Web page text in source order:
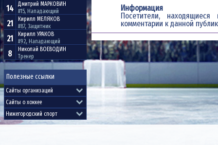
14 Дмитрий МАРКОВИН
#15, Нападающий
21 Кирилл МЕЛЯКОВ
#87, Защитник
21 Кирилл УРАКОВ
#92, Нападающий
8 Николай ВОЕВОДИН
Тренер
Полезные ссылки
Информация
Посетители,
комментарии к данной